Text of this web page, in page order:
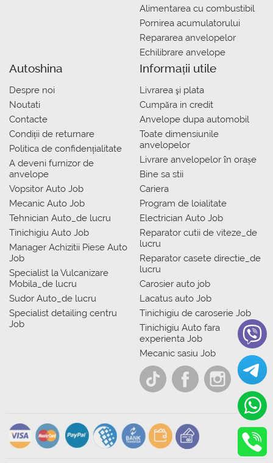
Alimentarea cu combustibil
Pornirea acumulatorului
Repararea anvelopelor
Echilibrare anvelope
Autoshina
Despre noi
Noutati
Contacte
Condiții de returnare
Politica de confidențialitate
A deveni furnizor de
anvelope
Vopsitor Auto Job
Mecanic Auto Job
Tehnician Auto_de lucru
Tinichigiu Auto Job
Manager Achizitii Piese Auto
Job
Specialist la Vulcanizare
Mobila_de lucru
Sudor Auto_de lucru
Specialist detailing centru
Job
Informații utile
Livrarea şi plata
Сumpăra in credit
Anvelope dupa automobil
Toate dimensiunile
anvelopelor
Livrare anvelopelor în orașe
Bine sa stii
Cariera
Program de loialitate
Electrician Auto Job
Reparator cutii de viteze_de
lucru
Reparator casete directie_de
lucru
Carosier auto job
Lacatus auto Job
Tinichigiu de caroserie Job
Tinichigiu Auto fara
experienta Job
Mecanic sasiu Job